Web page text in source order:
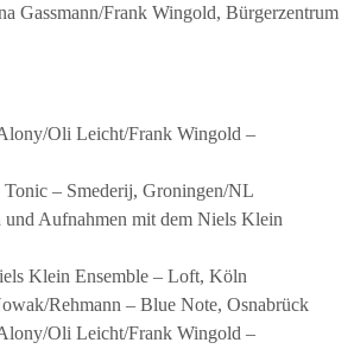
Gassmann/Frank Wingold, Bürgerzentrum
Oli Leicht/Frank Wingold –
Tonic – Smederij, Groningen/NL
und Aufnahmen mit dem Niels Klein
Klein Ensemble – Loft, Köln
Rehmann – Blue Note, Osnabrück
Oli Leicht/Frank Wingold –